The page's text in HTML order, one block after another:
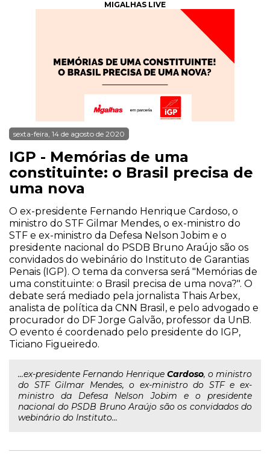
MIGALHAS LIVE
sexta-feira, 14 de agosto de 2020
IGP - Memórias de uma
constituinte: o Brasil precisa de
uma nova
O ex-presidente Fernando Henrique Cardoso, o
ministro do STF Gilmar Mendes, o ex-ministro do
STF e ex-ministro da Defesa Nelson Jobim e o
presidente nacional do PSDB Bruno Araújo são os
convidados do webinário do Instituto de Garantias
Penais (IGP). O tema da conversa será "Memórias de
uma constituinte: o Brasil precisa de uma nova?". O
debate será mediado pela jornalista Thais Arbex,
analista de política da CNN Brasil, e pelo advogado e
procurador do DF Jorge Galvão, professor da UnB.
O evento é coordenado pelo presidente do IGP,
Ticiano Figueiredo.
...ex-presidente Fernando Henrique Cardoso, o ministro
do STF Gilmar Mendes, o ex-ministro do STF e ex-
ministro da Defesa Nelson Jobim e o presidente
nacional do PSDB Bruno Araújo são os convidados do
webinário do Instituto...